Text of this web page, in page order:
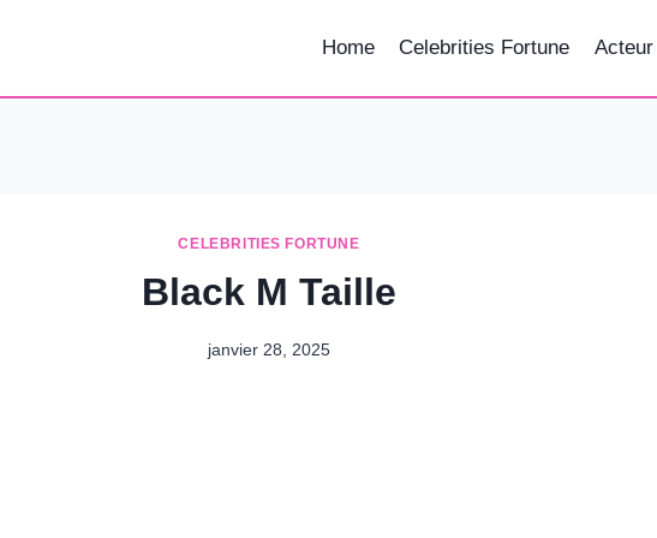
Home Celebrities Fortune Acteur
CELEBRITIES FORTUNE
Black M Taille
janvier 28, 2025